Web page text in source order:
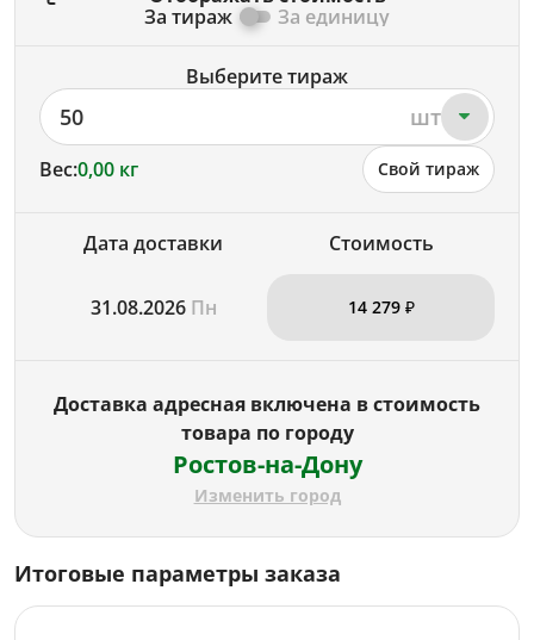
За тираж
За единицу
Выберите тираж
50 шт
Вес:0,00 кг Свой тираж
Дата доставки
31.08.2026 Пн
Стоимость
14 279 ₽
Доставка адресная включена в стоимость
товара по городу
Ростов-на-Дону
Изменить город
Итоговые параметры заказа